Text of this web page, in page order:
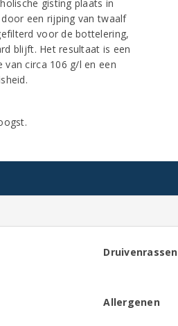
gisting plaats in
een rijping van twaalf
voor de bottelering,
blijft. Het resultaat is een
van circa 106 g/l en een
Druivenrassen
Allergenen